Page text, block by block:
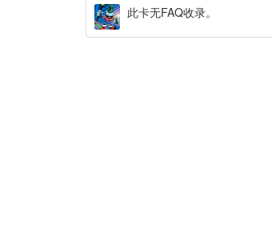
此卡无FAQ收录。